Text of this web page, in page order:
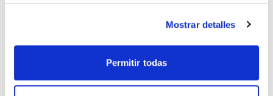
Mostrar detalles
Permitir todas
Construimos un plan específico para Madrid:
Chamartín, Retiro…), ángulos de campaña para tu
cliente local y oferta diferencial frente a los otros
marca de ropa de la ciudad.